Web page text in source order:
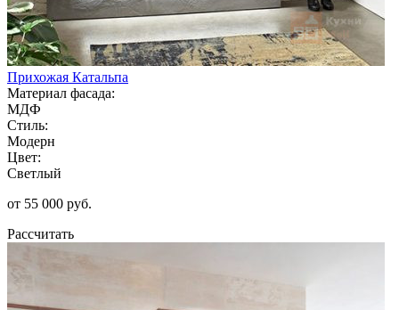
Прихожая Катальпа
Материал фасада:
МДФ
Стиль:
Модерн
Цвет:
Светлый
от 55 000 руб.
Рассчитать